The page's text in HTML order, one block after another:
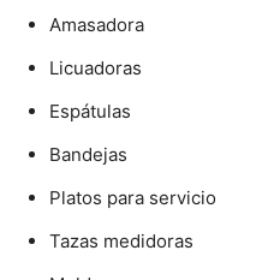
Amasadora
Licuadoras
Espátulas
Bandejas
Platos para servicio
Tazas medidoras